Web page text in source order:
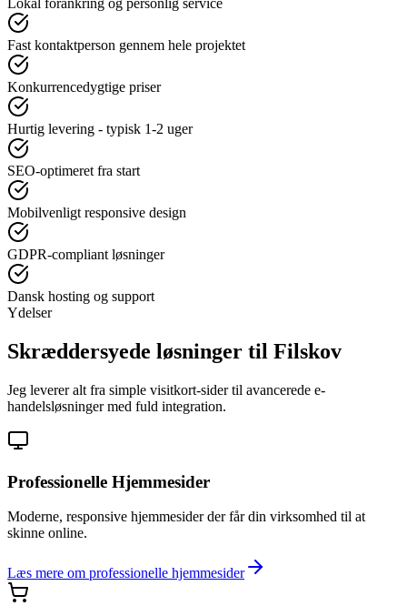
Lokal forankring og personlig service
Fast kontaktperson gennem hele projektet
Konkurrencedygtige priser
Hurtig levering - typisk 1-2 uger
SEO-optimeret fra start
Mobilvenligt responsive design
GDPR-compliant løsninger
Dansk hosting og support
Ydelser
Skræddersyede løsninger til Filskov
Jeg leverer alt fra simple visitkort-sider til avancerede e-
handelsløsninger med fuld integration.
Professionelle Hjemmesider
Moderne, responsive hjemmesider der får din virksomhed til at
skinne online.
Læs mere om professionelle hjemmesider